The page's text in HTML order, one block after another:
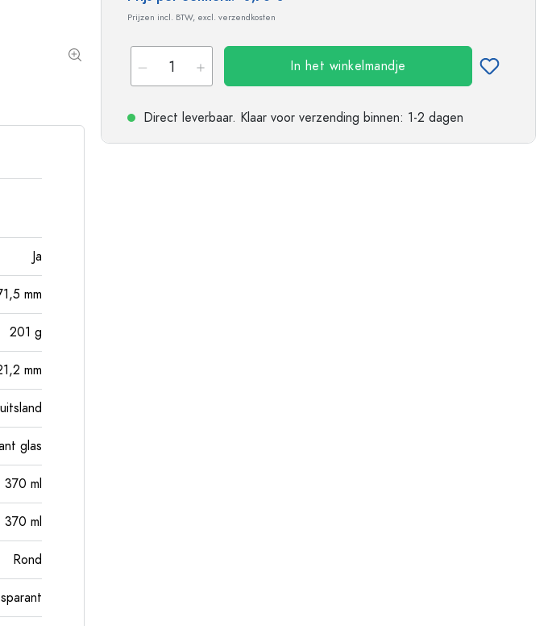
Gistingsflessen & Mandflessen
Prijzen incl. BTW, excl. verzendkosten
In het winkelmandje
Direct leverbaar. Klaar voor verzending binnen: 1-2 dagen
Ja
mm
201 g
mm
glas
370 ml
370 ml
Rond